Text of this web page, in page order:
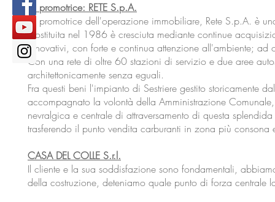
La promotrice: RETE S.p.A.
La promotrice dell'operazione immobiliare, Rete S.p.A. è
Costituita nel 1986 è cresciuta mediante continue
innovativi, con forte e continua attenzione all'ambiente;
Con una rete di oltre 60 stazioni di servizio e due aree
architettonicamente senza eguali.
Fra questi beni l'impianto di Sestriere gestito storicamente
accompagnato la volontà della Amministrazione
nevralgica e centrale di attraversamento di questa
trasferendo il punto vendita carburanti in zona più
CASA DEL COLLE S.r.l.
Il cliente e la sua soddisfazione sono fondamentali,
della costruzione, deteniamo quale punto di forza